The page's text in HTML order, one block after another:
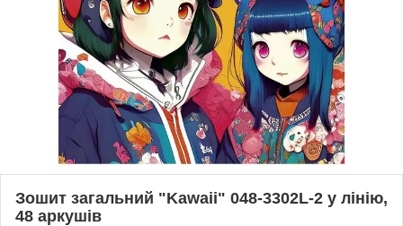
Зошит загальний "Kawaii" 048-3302L-2 у лінію,
48 аркушів